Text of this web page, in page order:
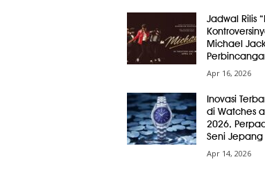
Jadwal Rilis
Michael
Apr 16, 2026
Inovasi
di Watches
2026,
Seni Jepang
Apr 14, 2026